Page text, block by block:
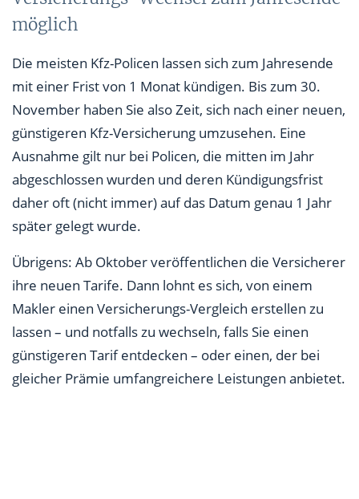
möglich
Die meisten Kfz-Policen lassen sich zum Jahresende
mit einer Frist von 1 Monat kündigen. Bis zum 30.
November haben Sie also Zeit, sich nach einer neuen,
günstigeren Kfz-Versicherung umzusehen. Eine
Ausnahme gilt nur bei Policen, die mitten im Jahr
abgeschlossen wurden und deren Kündigungsfrist
daher oft (nicht immer) auf das Datum genau 1 Jahr
später gelegt wurde.
Übrigens: Ab Oktober veröffentlichen die Versicherer
ihre neuen Tarife. Dann lohnt es sich, von einem
Makler einen Versicherungs-Vergleich erstellen zu
lassen – und notfalls zu wechseln, falls Sie einen
günstigeren Tarif entdecken – oder einen, der bei
gleicher Prämie umfangreichere Leistungen anbietet.